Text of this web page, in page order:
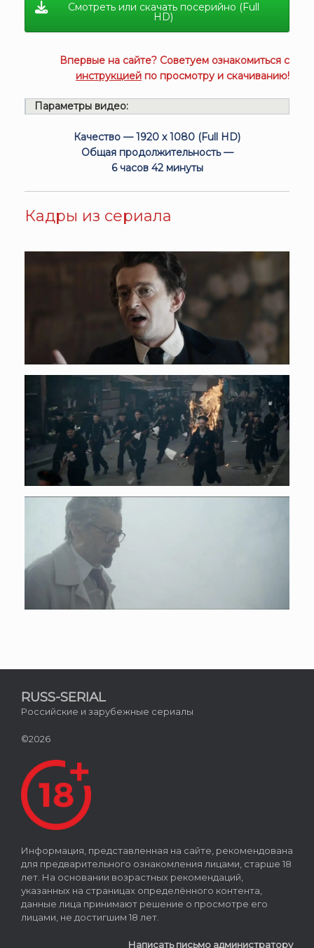
Смотреть или скачать посерийно (Full
HD)
Впервые на сайте? Советуем ознакомиться с
инструкцией по просмотру и скачиванию!
Параметры видео:
Качество — 1920 x 1080 (Full HD)
Общая продолжительность —
6 часов 42 минуты
Кадры из сериала
RUSS-SERIAL
Российские и зарубежные сериалы
©2026
Информация, представленная на сайте, рекомендована
для предварительного ознакомления лицами, старше 18
лет. На основании возрастных рекомендаций,
указанных на страницах определённого контента,
данные лица принимают решение о просмотре его
лицами, не достигшим 18 лет.
Написать письмо администратору